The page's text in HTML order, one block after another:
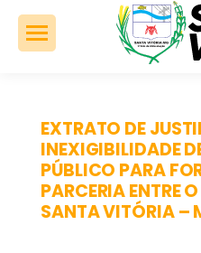
EXTRATO DE
INEXIGIBILIDADE
PÚBLICO PARA
PARCERIA ENTRE
SANTA VITÓRIA –